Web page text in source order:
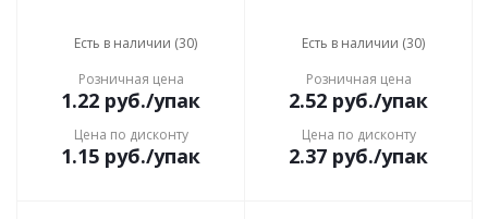
Есть в наличии (30)
Розничная цена
1.22 руб./упак
Цена по дисконту
1.15 руб./упак
Есть в наличии (30)
Розничная цена
2.52 руб./упак
Цена по дисконту
2.37 руб./упак